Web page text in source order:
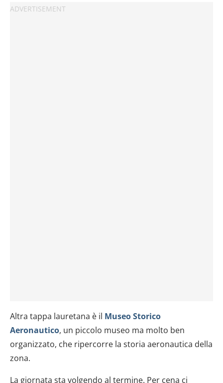
Altra tappa lauretana è il Museo Storico
Aeronautico, un piccolo museo ma molto ben
organizzato, che ripercorre la storia aeronautica della
zona.
La giornata sta volgendo al termine. Per cena ci